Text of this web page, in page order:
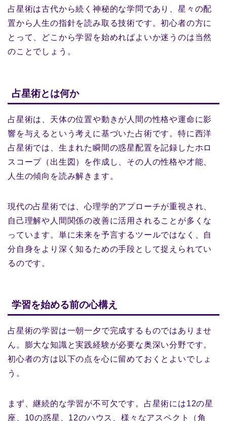
占星術は古代から続く神秘的な学問であり、星々の配
置から人生の指針を読み取る技術です。初心者の方に
とって、どこから学習を始めればよいか迷うのは当然
のことでしょう。
占星術とは何か
占星術は、天体の位置や動きが人間の性格や運命に影
響を与えるという考えに基づいた占術です。特に西洋
占星術では、生まれた瞬間の惑星配置を記録したホロ
スコープ（出生図）を作成し、その人の性格や才能、
人生の傾向を読み解きます。
現代の占星術では、心理学的アプローチが重視され、
自己理解や人間関係の改善に活用されることが多くな
っています。単に未来を予言するツールではなく、自
分自身をより深く知るための手段として捉えられてい
るのです。
学習を始める前の心構え
占星術の学習は一朝一夕で完成するものではありませ
ん。膨大な知識と実践経験が必要な奥深い分野です。
初心者の方は以下の点を心に留めておくとよいでしょ
う。
まず、継続的な学習が不可欠です。占星術には12の星
座、10の惑星、12のハウス、様々なアスペクト（角